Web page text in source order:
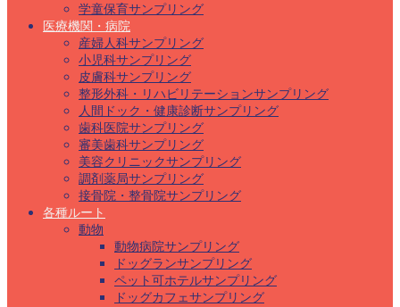
学童保育サンプリング
医療機関・病院
産婦人科サンプリング
小児科サンプリング
皮膚科サンプリング
整形外科・リハビリテーションサンプリング
人間ドック・健康診断サンプリング
歯科医院サンプリング
審美歯科サンプリング
美容クリニックサンプリング
調剤薬局サンプリング
接骨院・整骨院サンプリング
各種ルート
動物
動物病院サンプリング
ドッグランサンプリング
ペット可ホテルサンプリング
ドッグカフェサンプリング